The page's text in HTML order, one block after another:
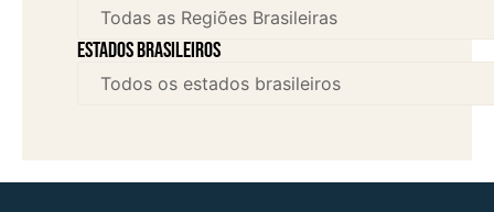
Estados brasileiros